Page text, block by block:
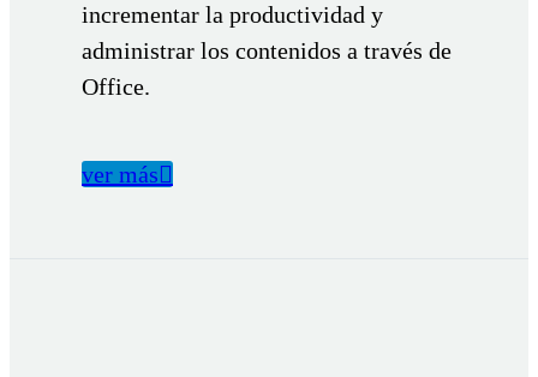
incrementar la productividad y
administrar los contenidos a través de
Office.
ver más